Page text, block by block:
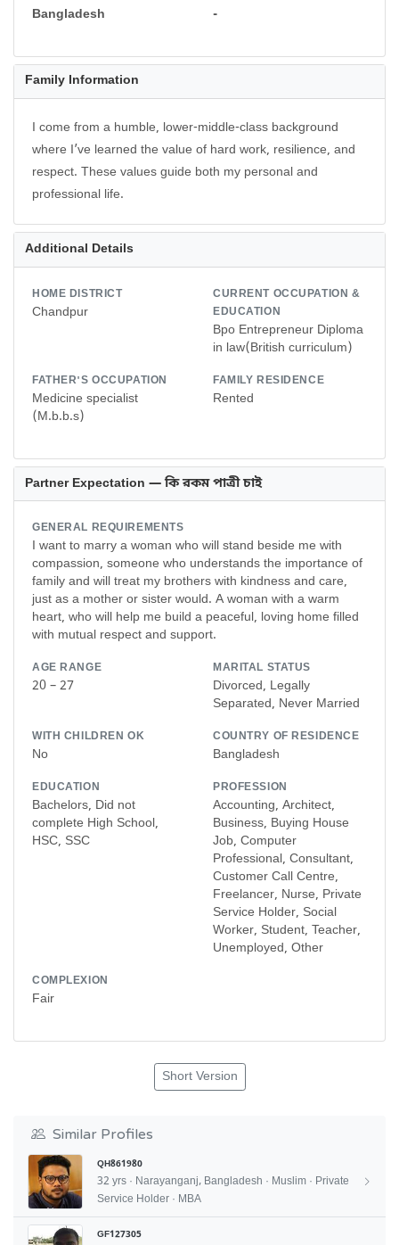
Bangladesh -
Family Information
I come from a humble, lower-middle-class background
where I’ve learned the value of hard work, resilience, and
respect. These values guide both my personal and
professional life.
Additional Details
HOME DISTRICT
Chandpur
CURRENT OCCUPATION &
EDUCATION
Bpo Entrepreneur Diploma
in law(British curriculum)
FATHER'S OCCUPATION
Medicine specialist
(M.b.b.s)
FAMILY RESIDENCE
Rented
Partner Expectation — কি রকম পাত্রী চাই
GENERAL REQUIREMENTS
I want to marry a woman who will stand beside me with
compassion, someone who understands the importance of
family and will treat my brothers with kindness and care,
just as a mother or sister would. A woman with a warm
heart, who will help me build a peaceful, loving home filled
with mutual respect and support.
AGE RANGE
20 – 27
MARITAL STATUS
Divorced, Legally
Separated, Never Married
WITH CHILDREN OK
No
COUNTRY OF RESIDENCE
Bangladesh
EDUCATION
Bachelors, Did not
complete High School,
HSC, SSC
PROFESSION
Accounting, Architect,
Business, Buying House
Job, Computer
Professional, Consultant,
Customer Call Centre,
Freelancer, Nurse, Private
Service Holder, Social
Worker, Student, Teacher,
Unemployed, Other
COMPLEXION
Fair
Short Version
Similar Profiles
QH861980
32 yrs · Narayanganj, Bangladesh · Muslim · Private
Service Holder · MBA
GF127305